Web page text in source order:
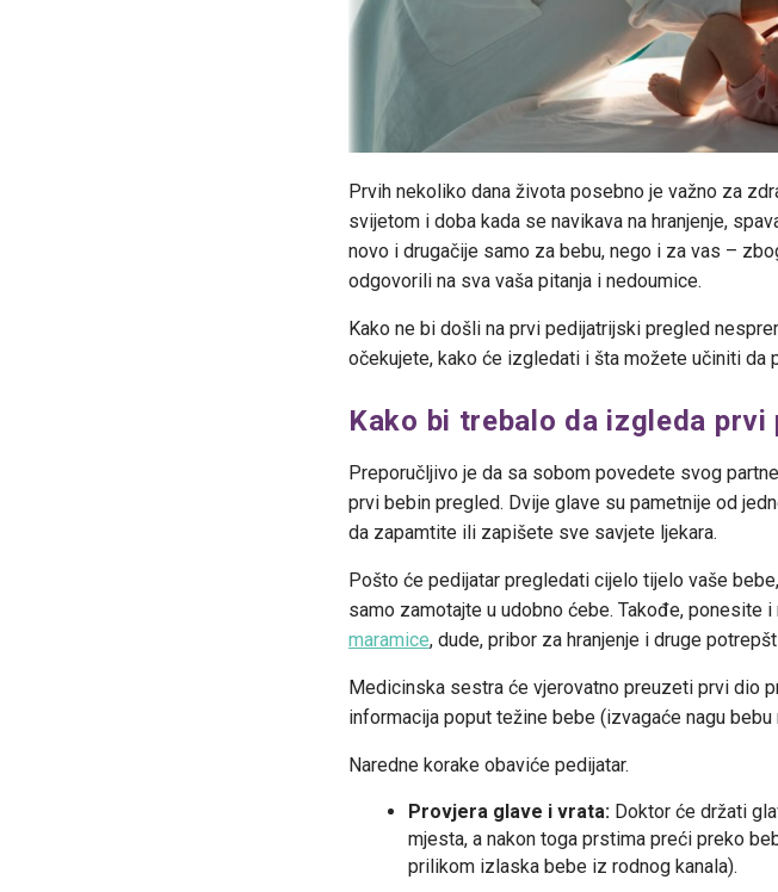
Prvih nekoliko dana života posebno je važno za
svijetom i doba kada se navikava na hranjenje,
novo i drugačije samo za bebu, nego i za vas –
odgovorili na sva vaša pitanja i nedoumice.
Kako ne bi došli na prvi pedijatrijski pregled
očekujete, kako će izgledati i šta možete učiniti da
Kako bi trebalo da izgleda
Preporučljivo je da sa sobom povedete svog
prvi bebin pregled. Dvije glave su pametnije od
da zapamtite ili zapišete sve savjete ljekara.
Pošto će pedijatar pregledati cijelo tijelo vaše
samo zamotajte u udobno ćebe. Takođe, ponesite
maramice, dude, pribor za hranjenje i druge
Medicinska sestra će vjerovatno preuzeti prvi dio
informacija poput težine bebe (izvagaće nagu
Naredne korake obaviće pedijatar.
Provjera glave i vrata: Doktor će držati
mjesta, a nakon toga prstima preći preko
prilikom izlaska bebe iz rodnog kanala).